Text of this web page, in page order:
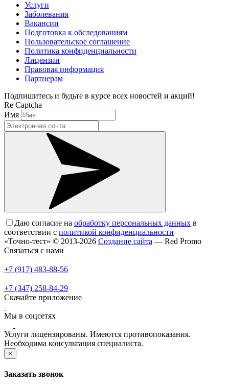
Услуги
Заболевания
Вакансии
Подготовка к обследованиям
Пользовательское соглашение
Политика конфиденциальности
Лицензии
Правовая информация
Партнерам
Подпишитесь и будьте в курсе всех новостей и акций!
Re Captcha
Имя
Даю согласие на обработку персональных данных в
соответствии с политикой конфиденциальности
«Точно-тест» © 2013-2026 Создание сайта — Red Promo
Связаться с нами
+7 (917) 483-88-56
+7 (347) 258-84-29
Скачайте приложение
Мы в соцсетях
Услуги лицензированы. Имеются противопоказания.
Необходима консультация специалиста.
×
Заказать звонок